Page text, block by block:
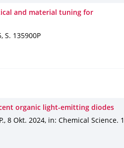
and material tuning for
, S. 135900P
organic light-emitting diodes
, 8 Okt. 2024, in: Chemical Science.